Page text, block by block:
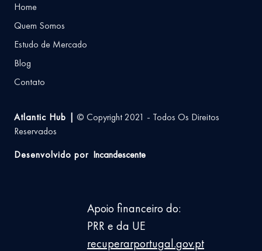
Home
Quem Somos
Estudo de Mercado
Blog
Contato
Atlantic Hub |
© Copyright 2021 - Todos Os Direitos
Reservados
Desenvolvido por Incandescente
Apoio financeiro do:
PRR e da UE
recuperarportugal.gov.pt